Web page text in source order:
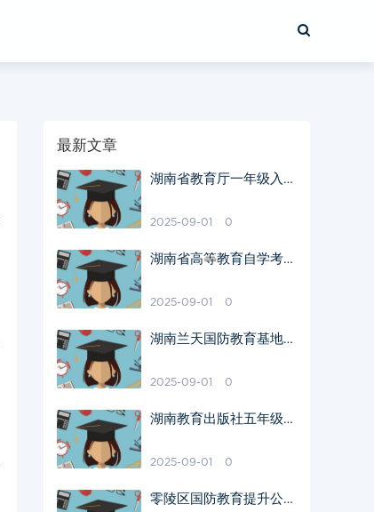
最新文章
湖南省教育厅一年级入学
2025-09-01 0
湖南省高等教育自学考试
2025-09-01 0
湖南兰天国防教育基地一
2025-09-01 0
湖南教育出版社五年级下
2025-09-01 0
零陵区国防教育提升公民